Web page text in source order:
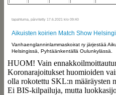
tapahtuma, päivitetty 17.6.2021 klo 09:40
Aikuisten koirien Match Show
Vanhaenglanninlammaskoirat ry järjestää
Helsingissä, Pyhtäänkentällä Oulunkylässä.
HUOM! Vain
Koronarajoitukset huomioiden
olla rokotettu SKL:n määräysten
Ei BIS-kilpailuja, mutta